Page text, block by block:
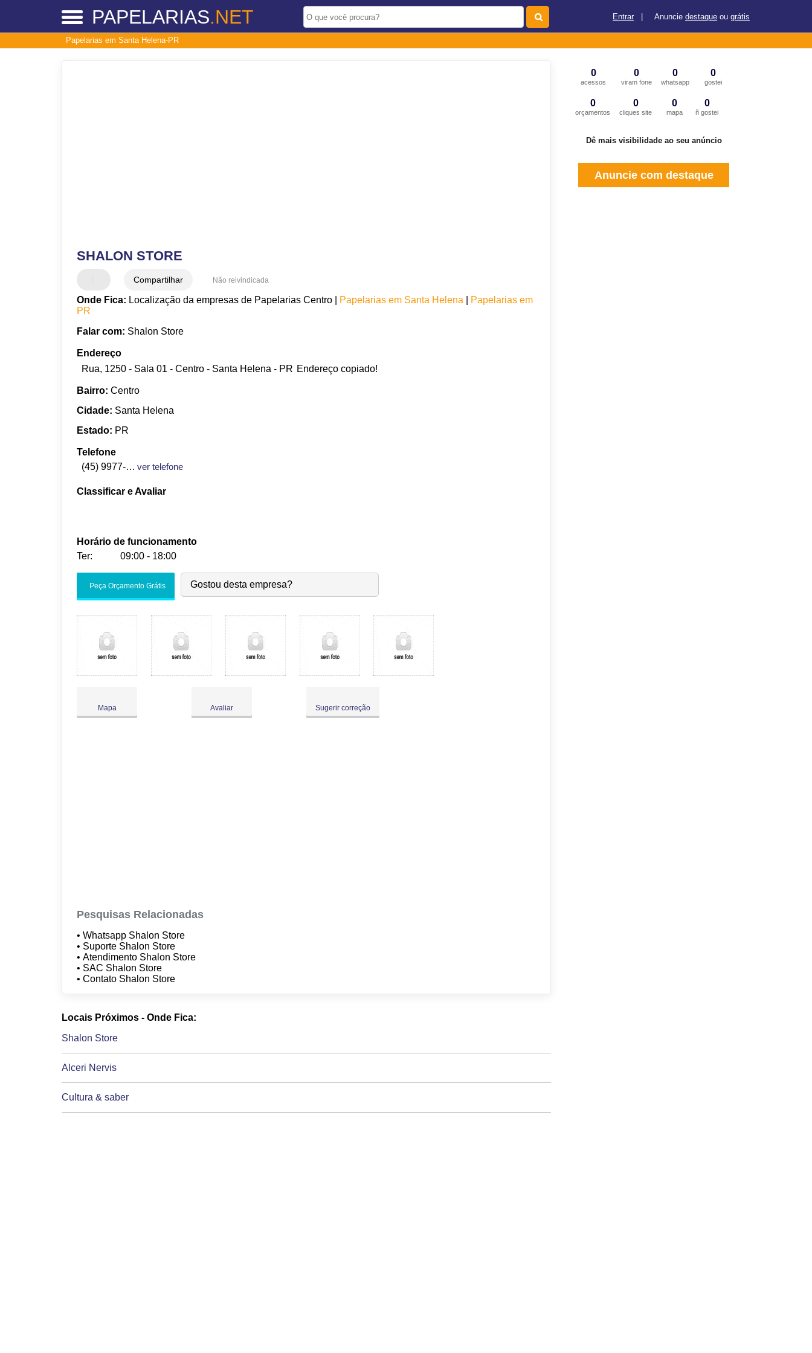
PAPELARIAS.NET Entrar Anuncie destaque ou grátis
Papelarias em Santa Helena-PR
SHALON STORE
Compartilhar Não reivindicada
Onde Fica: Localização da empresas de Papelarias Centro | Papelarias em Santa Helena
Papelarias em
PR
Falar com: Shalon Store
Endereço
Rua, 1250 - Sala 01 - Centro - Santa Helena - PR Endereço copiado!
Bairro: Centro
Cidade: Santa Helena
Estado: PR
Telefone
(45) 9977-4286
ver telefone
Classificar e Avaliar
Horário de funcionamento
Ter:
09:00 - 18:00
09:00 -
Sex:
- 18:00
Sáb:
Fechado
Fechado
Peça Orçamento Grátis Gostou desta empresa?
Mapa Avaliar Sugerir correção
Pesquisas Relacionadas
• Whatsapp Shalon Store
• Suporte Shalon Store
• Atendimento Shalon Store
• SAC Shalon Store
• Contato Shalon Store
Locais Próximos - Onde Fica:
Shalon Store
Alceri Nervis
Cultura & saber
0
acessos
0
viram fone
0
whatsapp
0
gostei
0
orçamentos
0
cliques site
0
mapa
0
ñ gostei
Dê mais visibilidade ao seu anúncio
Anuncie com destaque